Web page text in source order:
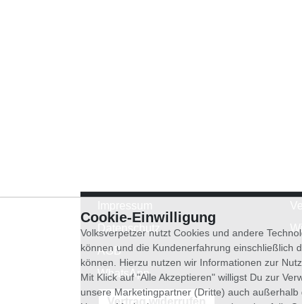
Datenschutz
AGB
WhatsApp
Vertrag widerrufen
Cookie-Einwilligung
Volksverpetzer nutzt Cookies und andere
können und die Kundenerfahrung einschließlich
können. Hierzu nutzen wir Informationen zur
Mit Klick auf "Alle Akzeptieren" willigst Du zur
unsere Marketingpartner (Dritte) auch außerhalb